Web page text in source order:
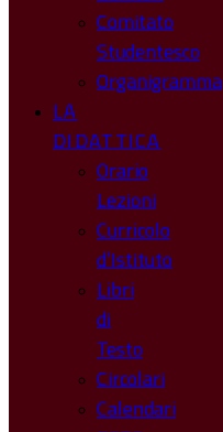
Comitato
Studentesco
Organigramma
LA
DIDATTICA
Orario
Lezioni
Curricolo
d’Istituto
Libri
di
Testo
Circolari
Calendari